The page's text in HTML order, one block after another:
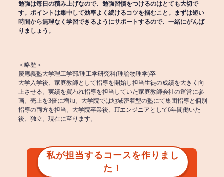
勉強は毎日の積み上げなので、勉強習慣をつけるのはとても大切で
す。ポイントは集中して効率よく続けるコツを掴むこと。まずは短い
時間から無理なく学習できるようにサポートするので、一緒にがんば
りましょう。
＜略歴＞
慶應義塾大学理工学部/理工学研究科(理論物理学)卒
大学入学後、家庭教師として指導を開始し担当生徒の成績を大きく向
上させる。実績を買われ指導を担当していた家庭教師会社の運営に参
画。売上を3倍に増加。大学院では地域密着型の塾にて集団指導と個別
指導の両方を担当。大学院卒業後、ITエンジニアとして6年間働いた
後、独立。現在に至ります。
私が担当するコースを作りまし
た！